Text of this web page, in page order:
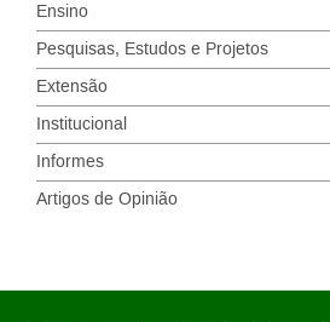
Ensino
Pesquisas, Estudos e Projetos
Extensão
Institucional
Informes
Artigos de Opinião